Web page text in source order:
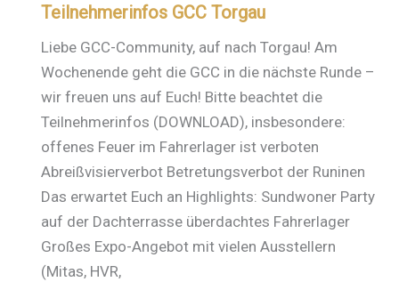
Teilnehmerinfos GCC Torgau
Liebe GCC-Community, auf nach Torgau! Am
Wochenende geht die GCC in die nächste Runde –
wir freuen uns auf Euch! Bitte beachtet die
Teilnehmerinfos (DOWNLOAD), insbesondere:
offenes Feuer im Fahrerlager ist verboten
Abreißvisierverbot Betretungsverbot der Runinen
Das erwartet Euch an Highlights: Sundwoner Party
auf der Dachterrasse überdachtes Fahrerlager
Großes Expo-Angebot mit vielen Ausstellern
(Mitas, HVR,